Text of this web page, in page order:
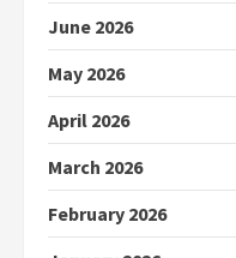
June 2026
May 2026
April 2026
March 2026
February 2026